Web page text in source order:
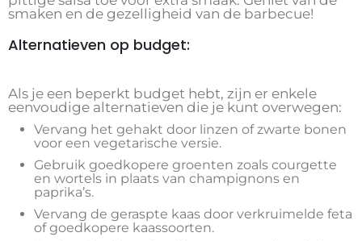
smaken en de gezelligheid van de barbecue!
Alternatieven op budget:
Als je een beperkt budget hebt, zijn er enkele
eenvoudige alternatieven die je kunt overwegen:
Vervang het gehakt door linzen of zwarte bonen
voor een vegetarische versie.
Gebruik goedkopere groenten zoals courgette
en wortels in plaats van champignons en
paprika’s.
Vervang de geraspte kaas door verkruimelde feta
of goedkopere kaassoorten.